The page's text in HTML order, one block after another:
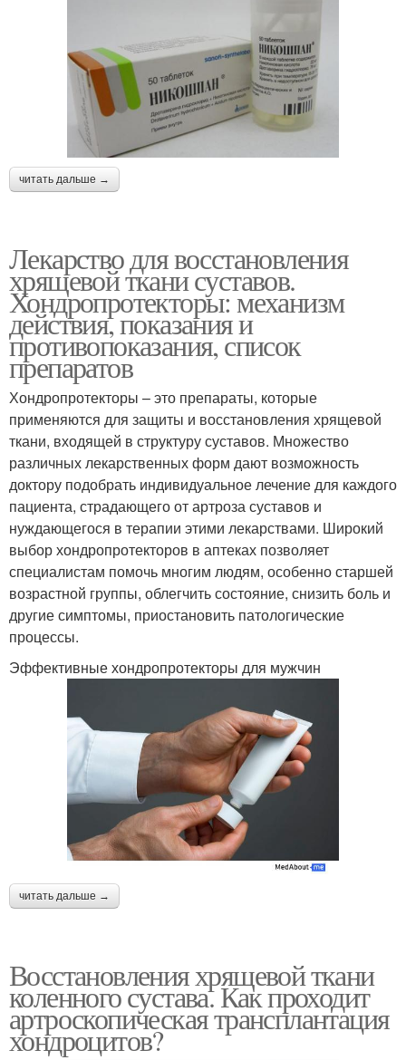
читать дальше →
Лекарство для восстановления
хрящевой ткани суставов.
Хондропротекторы: механизм
действия, показания и
противопоказания, список
препаратов
Хондропротекторы – это препараты, которые
применяются для защиты и восстановления хрящевой
ткани, входящей в структуру суставов. Множество
различных лекарственных форм дают возможность
доктору подобрать индивидуальное лечение для каждого
пациента, страдающего от артроза суставов и
нуждающегося в терапии этими лекарствами. Широкий
выбор хондропротекторов в аптеках позволяет
специалистам помочь многим людям, особенно старшей
возрастной группы, облегчить состояние, снизить боль и
другие симптомы, приостановить патологические
процессы.
Эффективные хондропротекторы для мужчин
читать дальше →
Восстановления хрящевой ткани
коленного сустава. Как проходит
артроскопическая трансплантация
хондроцитов?